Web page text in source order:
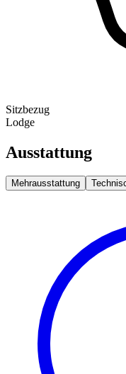
Sitzbezug
Lodge
Ausstattung
Mehrausstattung